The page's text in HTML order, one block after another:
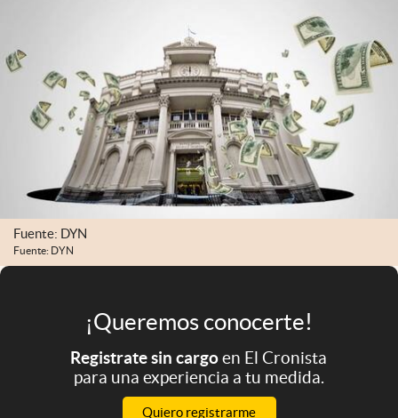
Mundial 2026
Eventos Corporativos
El Cronista Studio
abre en nueva pestaña
Argentina
Fuente: DYN
Fuente: DYN
¡Queremos conocerte!
Registrate sin cargoen El Cronista
para una experiencia a tu medida.
Quiero registrarme